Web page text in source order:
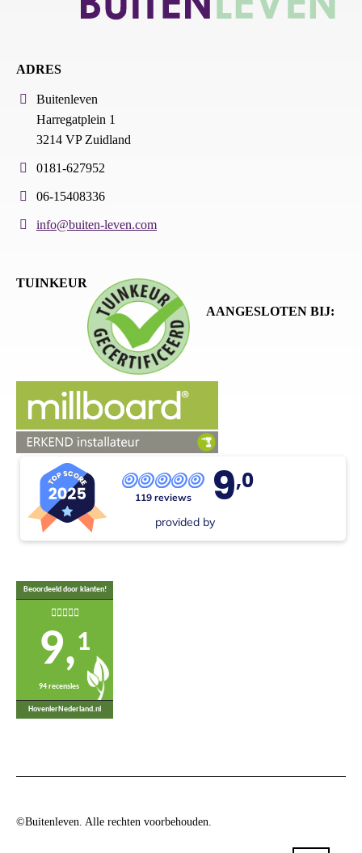
ADRES
Buitenleven
Harregatplein 1
3214 VP Zuidland
0181-627952
06-15408336
info@buiten-leven.com
TUINKEUR
AANGESLOTEN BIJ:
119 reviews 9,0
provided by
Beoordeeld door klanten!
9,1
94 recensies
HovenierNederland.nl
©Buitenleven. Alle rechten voorbehouden.